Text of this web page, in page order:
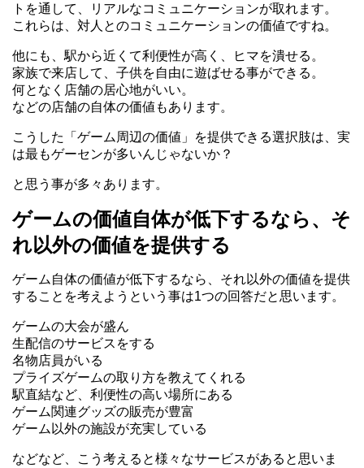
トを通して、リアルなコミュニケーションが取れます。
これらは、対人とのコミュニケーションの価値ですね。
他にも、駅から近くて利便性が高く、ヒマを潰せる。
家族で来店して、子供を自由に遊ばせる事ができる。
何となく店舗の居心地がいい。
などの店舗の自体の価値もあります。
こうした「ゲーム周辺の価値」を提供できる選択肢は、実
は最もゲーセンが多いんじゃないか？
と思う事が多々あります。
ゲームの価値自体が低下するなら、そ
れ以外の価値を提供する
ゲーム自体の価値が低下するなら、それ以外の価値を提供
することを考えようという事は1つの回答だと思います。
ゲームの大会が盛ん
生配信のサービスをする
名物店員がいる
プライズゲームの取り方を教えてくれる
駅直結など、利便性の高い場所にある
ゲーム関連グッズの販売が豊富
ゲーム以外の施設が充実している
などなど、こう考えると様々なサービスがあると思いま